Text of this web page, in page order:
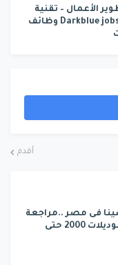
الأعمال – تقنية
Darkblue jobs in uae وظائف
أقدم
فى مصر ..مراجعة
شاملة للسيارة سينا موديلات 2000 حتى